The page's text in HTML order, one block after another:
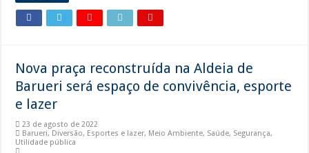
Nova praça reconstruída na Aldeia de
Barueri será espaço de convivência, esporte
e lazer
23 de agosto de 2022
Barueri, Diversão, Esportes e lazer, Meio Ambiente, Saúde, Segurança,
Utilidade pública